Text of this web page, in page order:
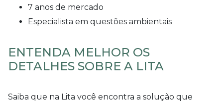
7 anos de mercado
especialista em questões ambientais
ENTENDA MELHOR OS
DETALHES SOBRE A LITA
Saiba que na Lita você encontra a solução que